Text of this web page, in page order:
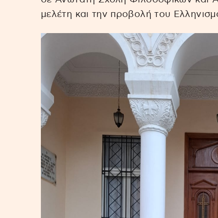
μελέτη και την προβολή του